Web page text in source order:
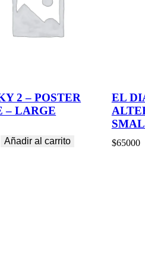
2 – POSTER
– LARGE
Añadir al carrito
EL
$65000